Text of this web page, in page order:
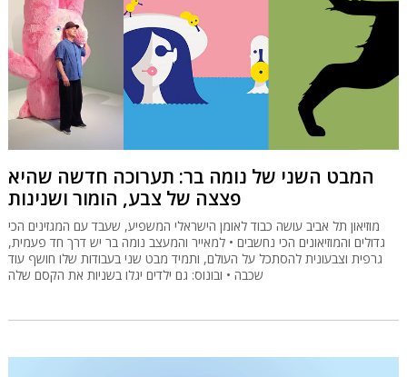
המבט השני של נומה בר: תערוכה חדשה שהיא
פצצה של צבע, הומור ושנינות
מוזיאון תל אביב עושה כבוד לאומן הישראלי המשפיע, שעבד עם המגזינים הכי
גדולים והמוזיאונים הכי נחשבים • למאייר והמעצב נומה בר יש דרך חד פעמית,
גרפית וצבעונית להסתכל על העולם, ותמיד מבט שני בעבודות שלו חושף עוד
שכבה • ובונוס: גם ילדים יגלו בשניות את הקסם שלה